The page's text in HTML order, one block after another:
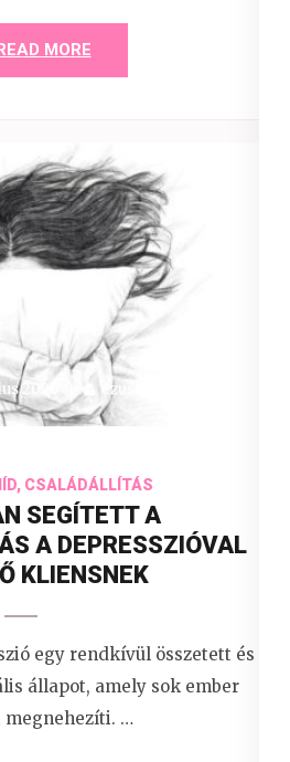
READ MORE
2026 ezusthid
CSALÁDÁLLÍTÁS
SEGÍTETT A
A DEPRESSZIÓVAL
KLIENSNEK
egy rendkívül összetett és
állapot, amely sok ember
megnehezíti. …